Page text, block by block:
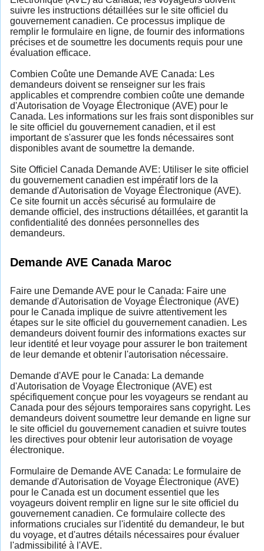
suivre les instructions détaillées sur le site officiel du
gouvernement canadien. Ce processus implique de
remplir le formulaire en ligne, de fournir des informations
précises et de soumettre les documents requis pour une
évaluation efficace.
Combien Coûte une Demande AVE Canada: Les
demandeurs doivent se renseigner sur les frais
applicables et comprendre combien coûte une demande
d'Autorisation de Voyage Électronique (AVE) pour le
Canada. Les informations sur les frais sont disponibles sur
le site officiel du gouvernement canadien, et il est
important de s'assurer que les fonds nécessaires sont
disponibles avant de soumettre la demande.
Site Officiel Canada Demande AVE: Utiliser le site officiel
du gouvernement canadien est impératif lors de la
demande d'Autorisation de Voyage Électronique (AVE).
Ce site fournit un accès sécurisé au formulaire de
demande officiel, des instructions détaillées, et garantit la
confidentialité des données personnelles des
demandeurs.
Demande AVE Canada Maroc
Faire une Demande AVE pour le Canada: Faire une
demande d'Autorisation de Voyage Électronique (AVE)
pour le Canada implique de suivre attentivement les
étapes sur le site officiel du gouvernement canadien. Les
demandeurs doivent fournir des informations exactes sur
leur identité et leur voyage pour assurer le bon traitement
de leur demande et obtenir l'autorisation nécessaire.
Demande d'AVE pour le Canada: La demande
d'Autorisation de Voyage Électronique (AVE) est
spécifiquement conçue pour les voyageurs se rendant au
Canada pour des séjours temporaires sans copyright. Les
demandeurs doivent soumettre leur demande en ligne sur
le site officiel du gouvernement canadien et suivre toutes
les directives pour obtenir leur autorisation de voyage
électronique.
Formulaire de Demande AVE Canada: Le formulaire de
demande d'Autorisation de Voyage Électronique (AVE)
pour le Canada est un document essentiel que les
voyageurs doivent remplir en ligne sur le site officiel du
gouvernement canadien. Ce formulaire collecte des
informations cruciales sur l'identité du demandeur, le but
du voyage, et d'autres détails nécessaires pour évaluer
l'admissibilité à l'AVE.